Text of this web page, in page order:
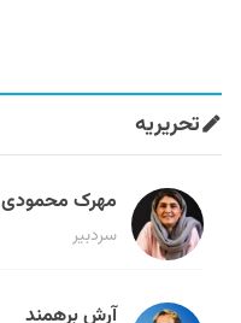
تحریریه
مهرک محمودی
سردبیر
آرش برهمند